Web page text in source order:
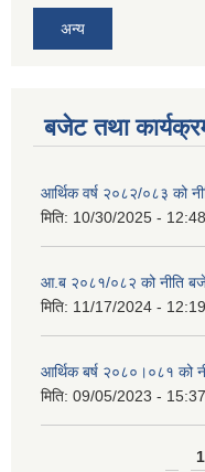
अन्य
बजेट तथा
आर्थिक वर्ष २०८२/०८३ को
मिति: 10/30/2025 - 12:48
आ.ब २०८१/०८२ को नीति
मिति: 11/17/2024 - 12:19
आर्थिक बर्ष २०८०।०८१ को
मिति: 09/05/2023 - 15:37